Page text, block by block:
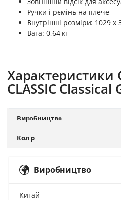
Ручки і ремінь на плече
Внутрішні розміри: 1029 х
Вага: 0,64 кг
Характеристики
CLASSIC
Виробництво
Колір
Виробництво
Китай